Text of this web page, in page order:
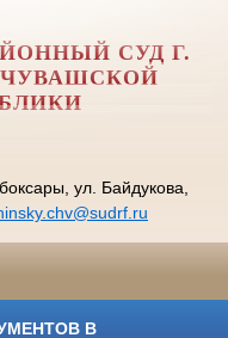
СУД Г.
ул. Байдукова,
В